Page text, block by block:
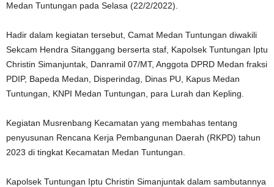
Medan Tuntungan pada Selasa (22/2/2022).
Hadir dalam kegiatan tersebut, Camat Medan Tuntungan diwakili
Sekcam Hendra Sitanggang berserta staf, Kapolsek Tuntungan Iptu
Christin Simanjuntak, Danramil 07/MT, Anggota DPRD Medan fraksi
PDIP, Bapeda Medan, Disperindag, Dinas PU, Kapus Medan
Tuntungan, KNPI Medan Tuntungan, para Lurah dan Kepling.
Kegiatan Musrenbang Kecamatan yang membahas tentang
penyusunan Rencana Kerja Pembangunan Daerah (RKPD) tahun
2023 di tingkat Kecamatan Medan Tuntungan.
Kapolsek Tuntungan Iptu Christin Simanjuntak dalam sambutannya